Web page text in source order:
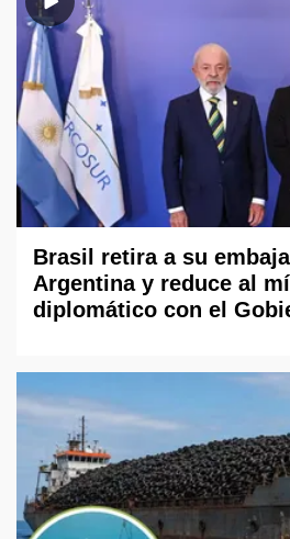
Brasil retira a su
Argentina y reduce al
diplomático con el